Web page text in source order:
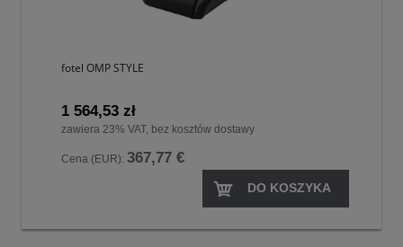
fotel OMP STYLE
1 564,53 zł
zawiera 23% VAT, bez kosztów dostawy
Cena (EUR): 367,77 €
DO KOSZYKA